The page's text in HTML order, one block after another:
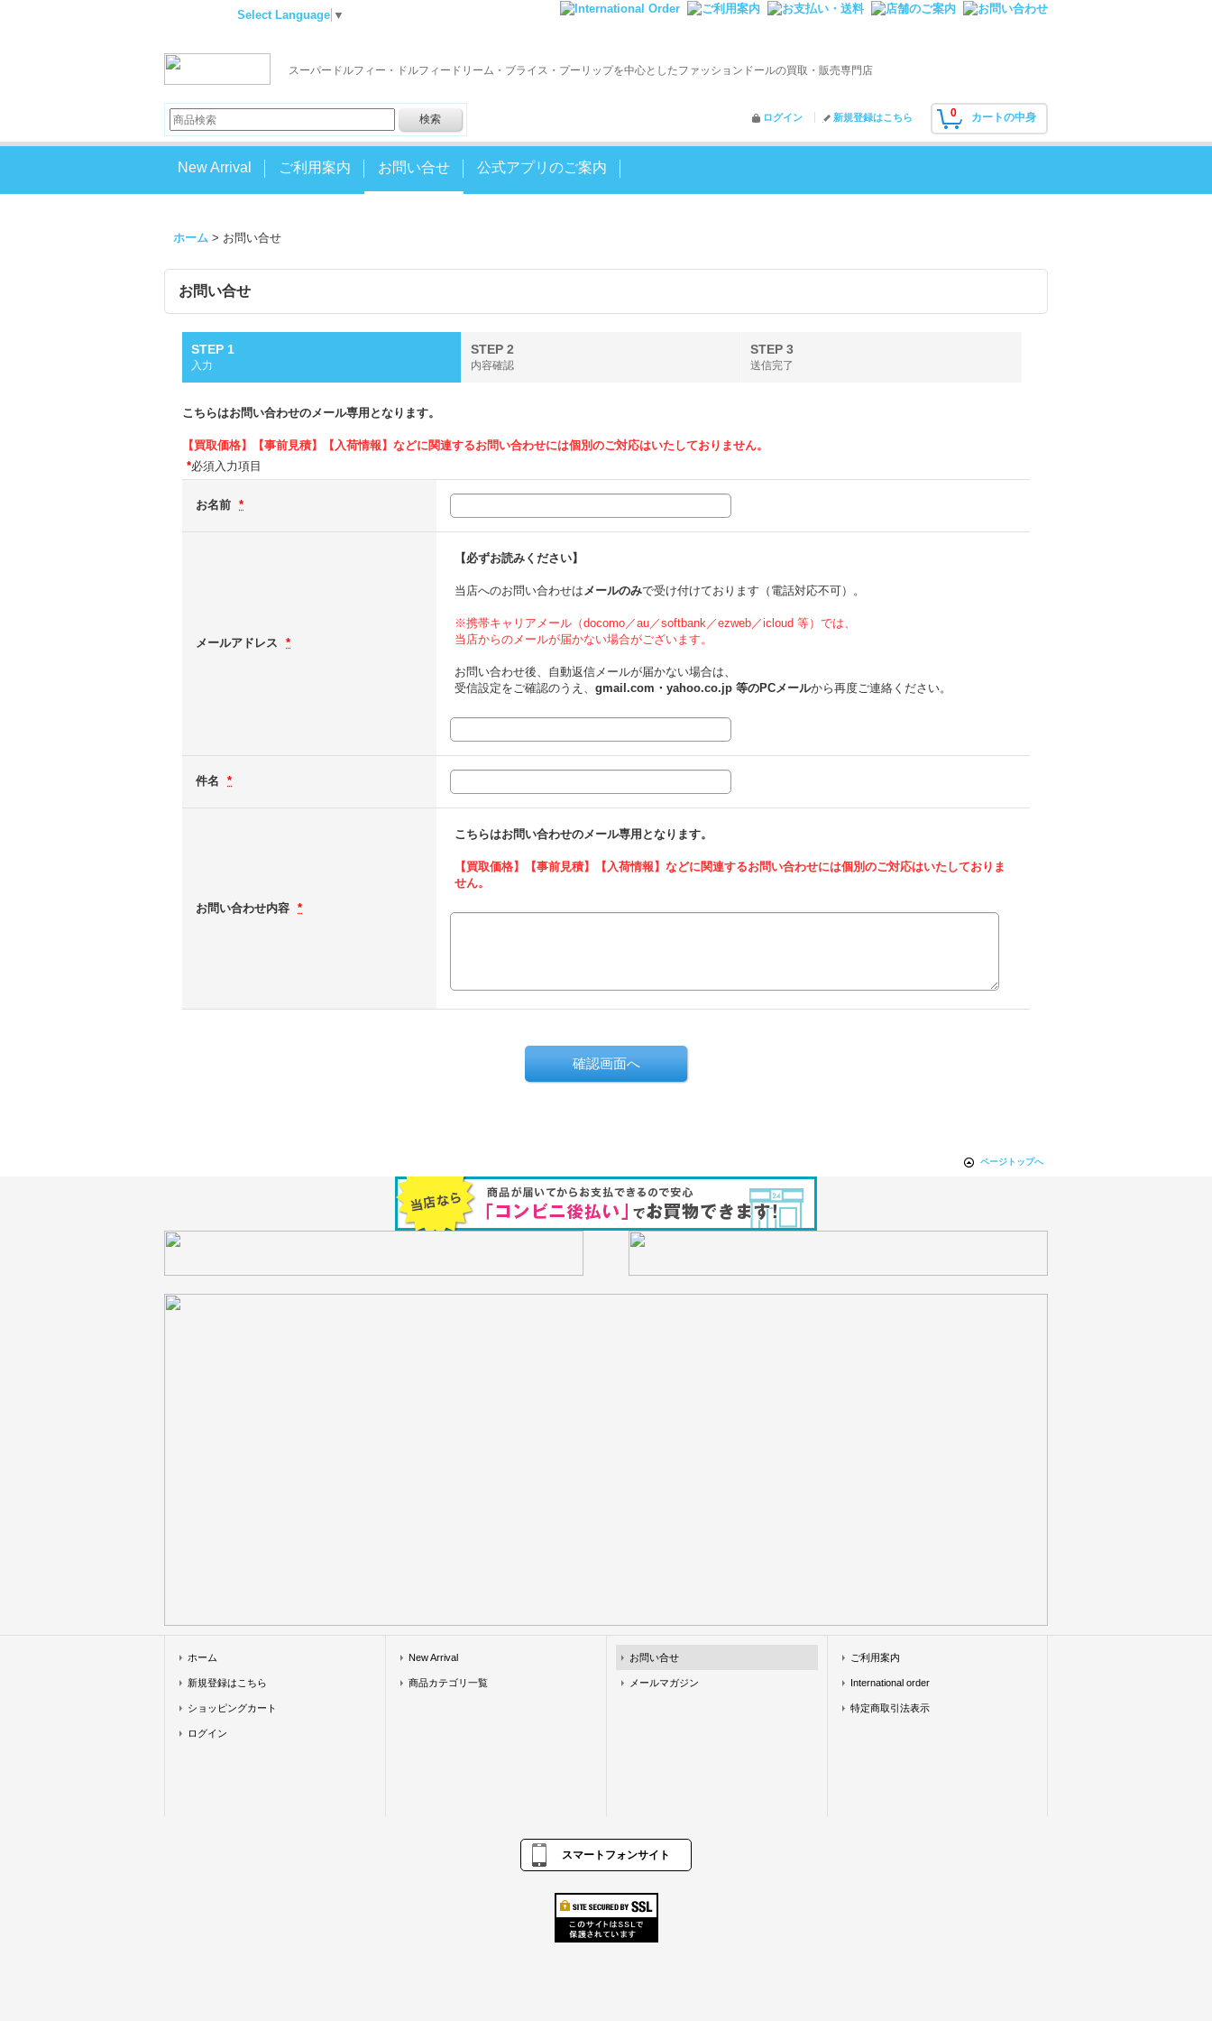
Select Language ▼
スーパードルフィー・ドルフィードリーム・ブライス・プーリップを中心としたファッションドールの買取・販売専門店
0 カートの中身
ログイン 新規登録はこちら
New Arrival ご利用案内 お問い合せ 公式アプリのご案内
ホーム > お問い合せ
お問い合せ
STEP 1
入力
STEP 2
内容確認
STEP 3
送信完了
こちらはお問い合わせのメール専用となります。
【買取価格】【事前見積】【入荷情報】などに関連するお問い合わせには個別のご対応はいたしておりません。
*必須入力項目
お名前 *
メールアドレス *
【必ずお読みください】
当店へのお問い合わせはメールのみで受け付けております（電話対応不可）。
※携帯キャリアメール（docomo／au／softbank／ezweb／icloud 等）では、
当店からのメールが届かない場合がございます。
お問い合わせ後、自動返信メールが届かない場合は、
受信設定をご確認のうえ、 gmail.com・yahoo.co.jp 等のPCメールから再度ご連絡ください。
件名 *
お問い合わせ内容 *
こちらはお問い合わせのメール専用となります。
【買取価格】【事前見積】【入荷情報】などに関連するお問い合わせには個別のご対応はいたしておりま
せん。
ページトップへ
ホーム
新規登録はこちら
ショッピングカート
ログイン
New Arrival
商品カテゴリ一覧
お問い合せ
メールマガジン
ご利用案内
International order
特定商取引法表示
スマートフォンサイト